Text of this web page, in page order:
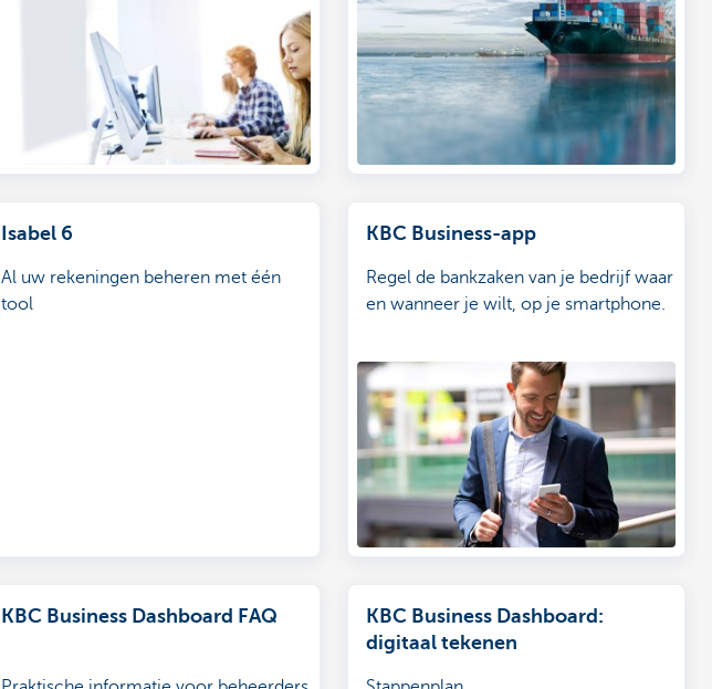
Isabel 6
Al uw rekeningen beheren met één
tool
KBC Business-app
Regel de bankzaken van je bedrijf waar
en wanneer je wilt, op je smartphone.
KBC Business Dashboard FAQ
KBC Business Dashboard:
digitaal tekenen